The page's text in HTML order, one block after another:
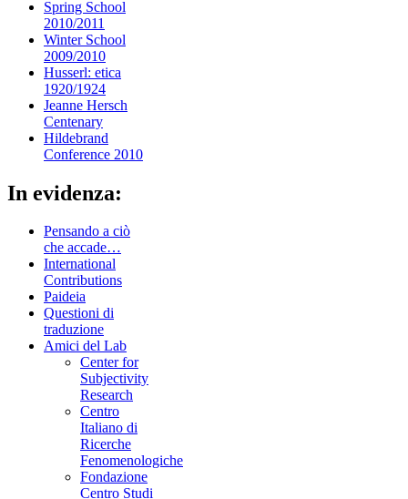
Spring School
2010/2011
Winter School
2009/2010
Husserl: etica
1920/1924
Jeanne Hersch
Centenary
Hildebrand
Conference 2010
In evidenza:
Pensando a ciò
che accade…
International
Contributions
Paideia
Questioni di
traduzione
Amici del Lab
Center for
Subjectivity
Research
Centro
Italiano di
Ricerche
Fenomenologiche
Fondazione
Centro Studi